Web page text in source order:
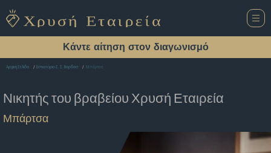
Κάντε αίτηση στον διαγωνισμό
Αρχική Σελίδα Εστιατόριο Σ. Σ. Βαρδασ Μπάρτσα
Νικητής του βραβείου Χρυσή Εταιρεία
Μπάρτσα